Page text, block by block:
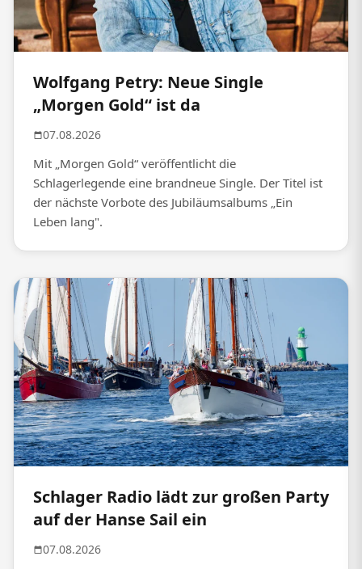
Wolfgang Petry: Neue Single
„Morgen Gold“ ist da
07.08.2026
Mit „Morgen Gold“ veröffentlicht die
Schlagerlegende eine brandneue Single. Der Titel ist
der nächste Vorbote des Jubiläumsalbums „Ein
Leben lang".
Schlager Radio lädt zur großen Party
auf der Hanse Sail ein
07.08.2026